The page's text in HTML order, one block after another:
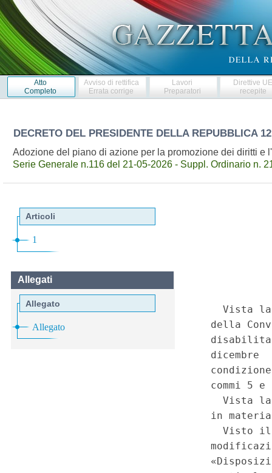
Atto
Completo
Avviso di rettifica
Errata corrige
Lavori
Preparatori
Direttive
recepite
DECRETO DEL PRESIDENTE DELLA REPUBBLICA
Adozione del piano di azione per la promozione dei diritti
Serie Generale n.116 del 21-05-2026 - Suppl. Ordinario n.